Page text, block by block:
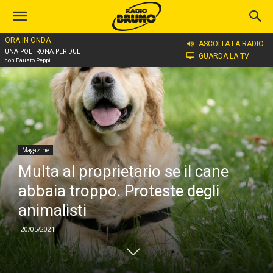
ORA IN ONDA
UNA POLTRONA PER DUE
con Fausto Peppi
ASCOLTA LA RADIO
GUARDA LA TV
Home
Magazine
Multa al proprietario se il cane
abbaia troppo. Proteste degli
animalisti
20/05/2021